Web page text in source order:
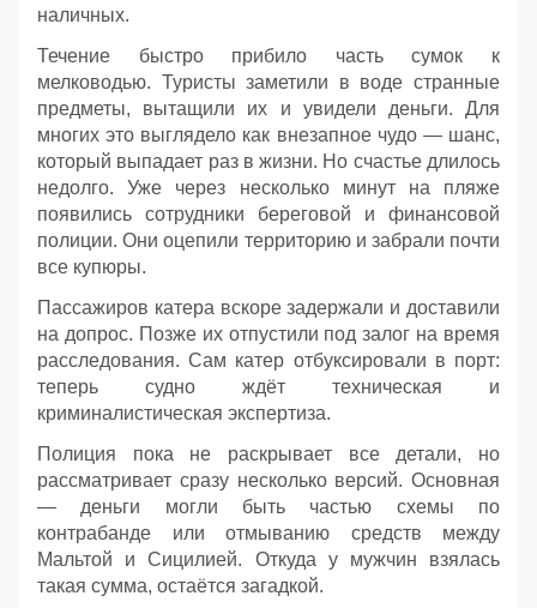
наличных.
Течение быстро прибило часть сумок к
мелководью. Туристы заметили в воде странные
предметы, вытащили их и увидели деньги. Для
многих это выглядело как внезапное чудо — шанс,
который выпадает раз в жизни. Но счастье длилось
недолго. Уже через несколько минут на пляже
появились сотрудники береговой и финансовой
полиции. Они оцепили территорию и забрали почти
все купюры.
Пассажиров катера вскоре задержали и доставили
на допрос. Позже их отпустили под залог на время
расследования. Сам катер отбуксировали в порт:
теперь судно ждёт техническая и
криминалистическая экспертиза.
Полиция пока не раскрывает все детали, но
рассматривает сразу несколько версий. Основная
— деньги могли быть частью схемы по
контрабанде или отмыванию средств между
Мальтой и Сицилией. Откуда у мужчин взялась
такая сумма, остаётся загадкой.